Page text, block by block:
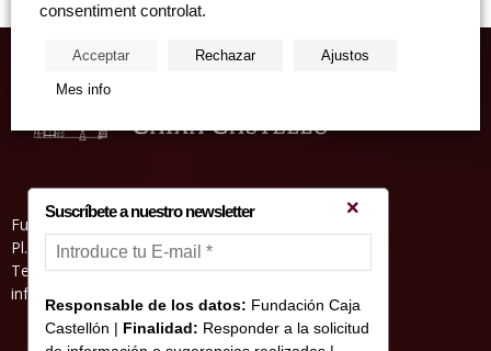
Fundació Caixa Castelló • Casa Abadía
Pl. de l’Herba, s/nº. 12001 Castelló de la Plana
Telèfon 964 232 551 • Fax 964 231 550
informacion@fundacioncajacastellon.es
Suscríbete a nuestro newsletter
Responsable de los datos: Fundación Caja
Castellón | Finalidad: Responder a la solicitud
consentiment controlat.
Acceptar Rechazar Ajustos
Mes info